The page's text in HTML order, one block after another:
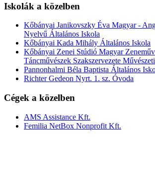
Iskolák a közelben
Kőbányai Janikovszky Éva Magyar -
Nyelvű Általános Iskola
Kőbányai Kada Mihály Általános Iskola
Kőbányai Zenei Stúdió Magyar
Táncművészek Szakszervezete
Pannonhalmi Béla Baptista Általános
Richter Gedeon Nyrt. 1. sz. Óvoda
Cégek a közelben
AMS Assistance Kft.
Femilia NetBox Nonprofit Kft.